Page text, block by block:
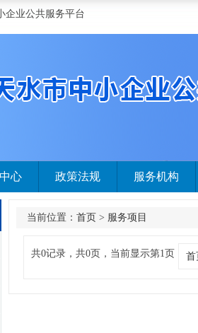
企业公共服务平台
心 政策法规 服务机构
当前位置： 首页 > 服务项目
共0记录，共0页，当前显示第1页 首